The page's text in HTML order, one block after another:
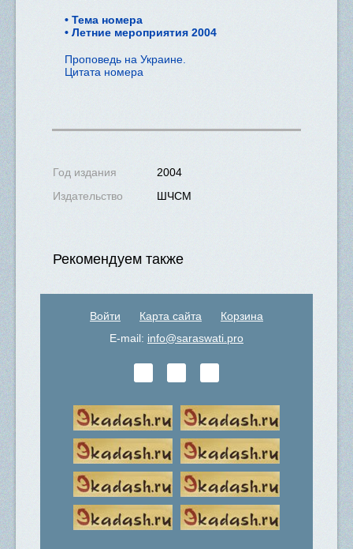
Тема номера
Летние мероприятия 2004
Проповедь на Украине.
Цитата номера
Год издания
2004
Издательство
ШЧСМ
Рекомендуем также
Войти Карта сайта
Корзина
E-mail: info@saraswati.pro